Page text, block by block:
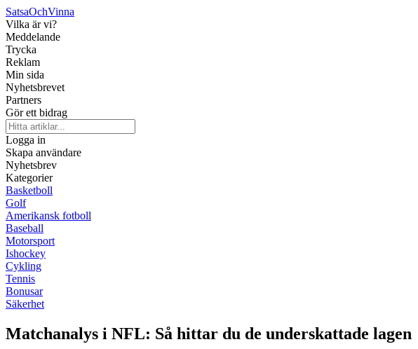
SatsaOchVinna
Vilka är vi?
Meddelande
Trycka
Reklam
Min sida
Nyhetsbrevet
Partners
Gör ett bidrag
Logga in
Skapa användare
Nyhetsbrev
Kategorier
Basketboll
Golf
Amerikansk fotboll
Baseball
Motorsport
Ishockey
Cykling
Tennis
Bonusar
Säkerhet
Matchanalys i NFL: Så hittar du de underskattade lagen